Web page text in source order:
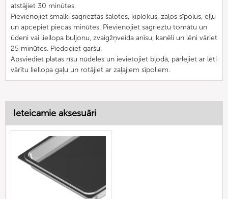
atstājiet 30 minūtes.
Pievienojiet smalki sagrieztas šalotes, ķiplokus, zaļos sīpolus, eļļu
un apcepiet piecas minūtes. Pievienojiet sagrieztu tomātu un
ūdeni vai liellopa buljonu, zvaigžņveida anīsu, kanēli un lēni vāriet
25 minūtes. Piedodiet garšu.
Apsviediet platas rīsu nūdeles un ievietojiet bļodā, pārlejiet ar lēti
vārītu liellopa gaļu un rotājiet ar zaļajiem sīpoliem.
Ieteicamie aksesuāri